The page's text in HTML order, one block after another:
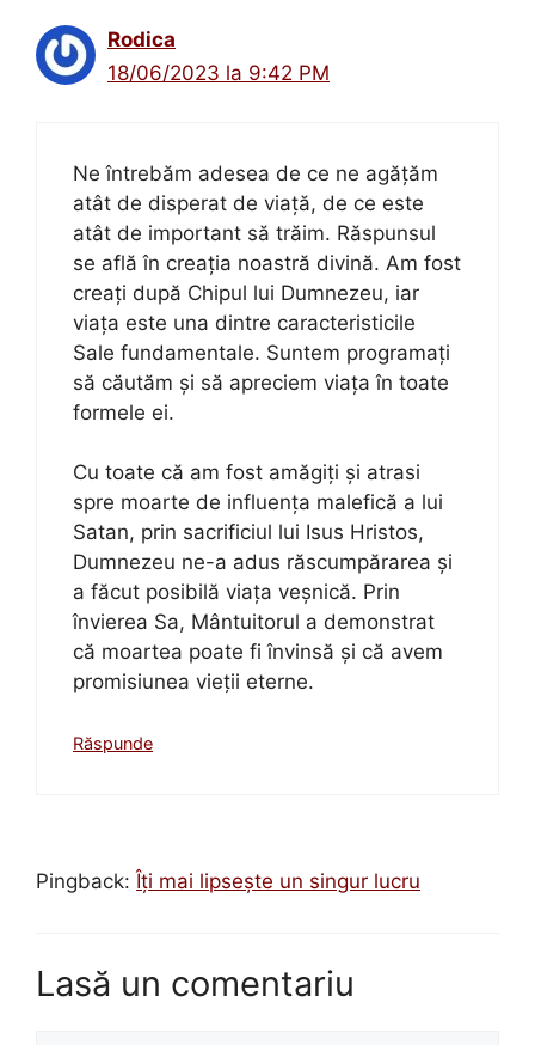
Rodica
18/06/2023 la 9:42 PM
Ne întrebăm adesea de ce ne agățăm
atât de disperat de viață, de ce este
atât de important să trăim. Răspunsul
se află în creația noastră divină. Am fost
creați după Chipul lui Dumnezeu, iar
viața este una dintre caracteristicile
Sale fundamentale. Suntem programați
să căutăm și să apreciem viața în toate
formele ei.
Cu toate că am fost amăgiți și atrasi
spre moarte de influența malefică a lui
Satan, prin sacrificiul lui Isus Hristos,
Dumnezeu ne-a adus răscumpărarea și
a făcut posibilă viața veșnică. Prin
învierea Sa, Mântuitorul a demonstrat
că moartea poate fi învinsă și că avem
promisiunea vieții eterne.
Răspunde
Pingback:Îți mai lipsește un singur lucru
Lasă un comentariu